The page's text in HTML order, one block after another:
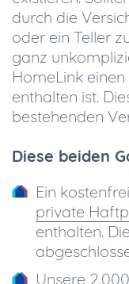
durch die
oder ein Teller
ganz
HomeLink
enthalten ist.
bestehenden
Diese beiden
Ein
private
enthalten.
Unsere